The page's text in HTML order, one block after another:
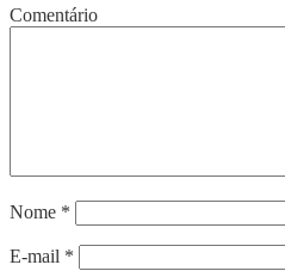
Comentário
Nome *
E-mail *